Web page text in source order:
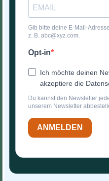
Gib bitte deine E-Mail-
z. B. abc@xyz.com.
Opt-in
Ich möchte deinen
akzeptiere die
Du kannst den Newsletter
unserem Newsletter
ANMELDEN